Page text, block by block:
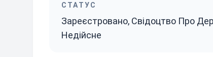
СТАТУС
Зареєстровано, Свідоцтво Про
Недійсне